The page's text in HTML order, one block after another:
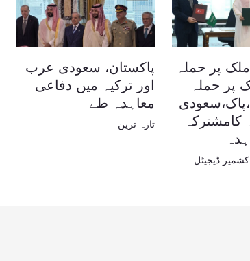
پر حملہ
پر حملہ
کامشترکہ
,کشمیر ڈیجیٹل
پاکستان، سعودی عرب
اور ترکیہ میں دفاعی
معاہدہ طے
تازہ ترین